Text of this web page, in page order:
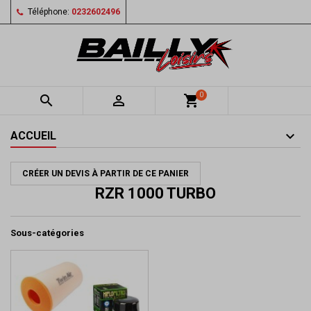
Téléphone: 0232602496
  shopping_cart0
ACCUEIL
CRÉER UN DEVIS À PARTIR DE CE PANIER
RZR 1000 TURBO
Sous-catégories